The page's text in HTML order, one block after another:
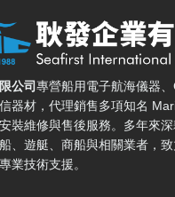
限公司 — 網站概要、主導
公司專營船用電子航海儀器
器材，代理銷售多項知名
裝維修與售後服務。多年來
、遊艇、商船與相關業者，
業技術支援。